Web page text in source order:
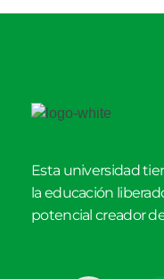
Esta universidad
la educación
potencial creador